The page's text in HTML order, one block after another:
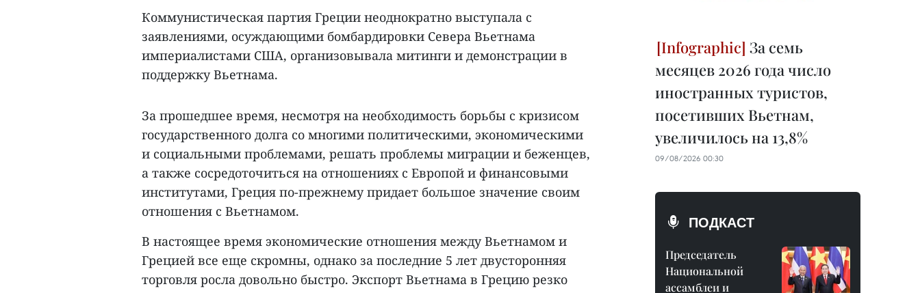
Коммунистическая партия Греции неоднократно выступала с
заявлениями, осуждающими бомбардировки Севера Вьетнама
империалистами США, организовывала митинги и демонстрации в
поддержку Вьетнама.
За прошедшее время, несмотря на необходимость борьбы с кризисом
государственного долга со многими политическими, экономическими
и социальными проблемами, решать проблемы миграции и беженцев,
а также сосредоточиться на отношениях с Европой и финансовыми
институтами, Греция по-прежнему придает большое значение своим
отношения с Вьетнамом.
В настоящее время экономические отношения между Вьетнамом и
Грецией все еще скромны, однако за последние 5 лет двусторонняя
торговля росла довольно быстро. Экспорт Вьетнама в Грецию резко
За семь
месяцев 2026 года число
иностранных туристов,
посетивших Вьетнам,
увеличилось на 13,8%
09/08/2026 00:30
ПОДКАСТ
Председатель
Национальной
ассамблеи и